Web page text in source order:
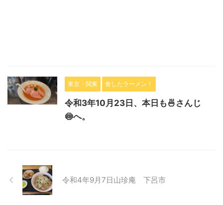
東京・関東 食したラーメン！
令和3年10月23日、本日も🍜さんじ
🍥へ。
令和4年9月7日山珍庵 下呂市